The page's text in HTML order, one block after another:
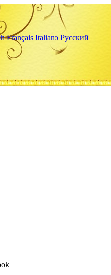
Français Italiano Русский